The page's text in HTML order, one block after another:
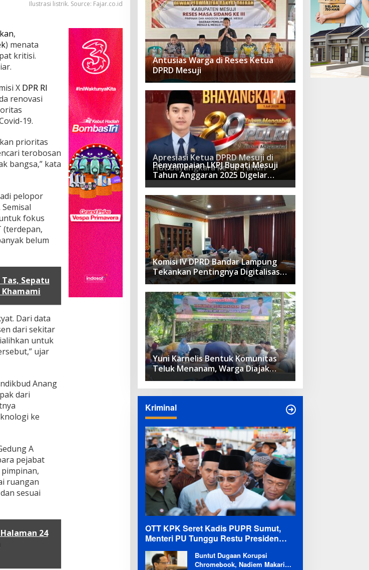
Ilustrasi listrik. Source: Fajar.co.id
,
) menata
kritisi.
X DPR RI
renovasi
19.
prioritas
terobosan
bangsa,” kata
pelopor
fokus
(terdepan,
belum
Sepatu
Dari data
dari sekitar
untuk
ujar
Anang
dari
ke
A
pejabat
ruangan
sesuai
24
Antusias Warga di Reses Ketua
DPRD Mesuji
Apresiasi Ketua DPRD Mesuji di
Hut Bayangkara ke-80 Tahun
Penyampaian LKPJ Bupati Mesuji
Tahun Anggaran 2025 Digelar
dalam Rapat Paripurna DPRD
Komisi IV DPRD Bandar Lampung
Tekankan Pentingnya Digitalisasi
Sekolah Dasar
Yuni Karnelis Bentuk Komunitas
Teluk Menanam, Warga Diajak
Hidupkan Budaya Tanam
Kriminal
OTT KPK Seret Kadis PUPR Sumut,
Menteri PU Tunggu Restu Presiden
Terkait Kemungkinan Evaluasi Besar
Buntut Dugaan Korupsi
Chromebook, Nadiem Makarim